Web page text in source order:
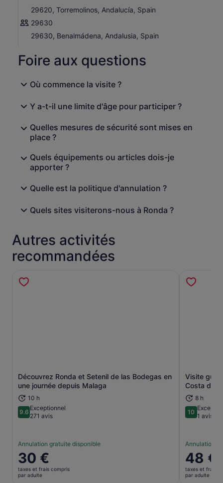
29620, Torremolinos, Andalucía, Spain
29630
29630, Benalmádena, Andalusia, Spain
Foire aux questions
Où commence la visite ?
Y a-t-il une limite d'âge pour participer ?
Quelles mesures de sécurité sont mises en
place ?
Quels équipements ou articles dois-je
apporter ?
Quelle est la politique d'annulation ?
Quels sites visiterons-nous à Ronda ?
Autres activités
recommandées
Découvrez Ronda et Setenil de las Bodegas en
une journée depuis Malaga
10 h
9.69.6 sur 10
Exceptionnel
271 avis
Annulation gratuite disponible
Le
prix
est
30 €
taxes et frais compris
par adulte
S’ouvre dans un nouvel onglet.
Visite
Costa del
8 h
1010 sur 10
1 avis
Annulation
Le
prix
est
48 €
taxes et frais
par adulte